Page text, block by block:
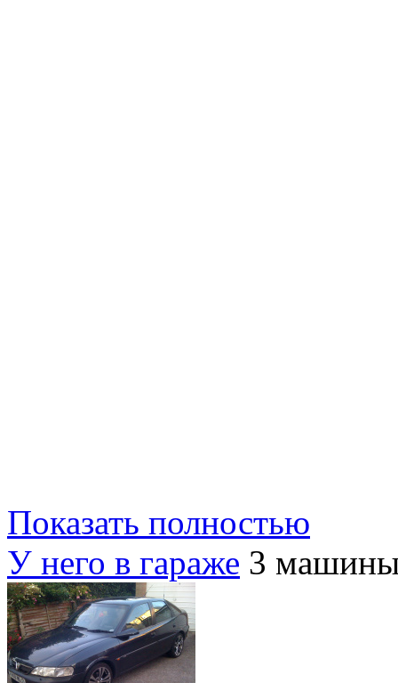
Показать полностью
У него в гараже 3